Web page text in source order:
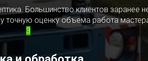
Большинство клиентов заранее
точную оценку объема работа
3